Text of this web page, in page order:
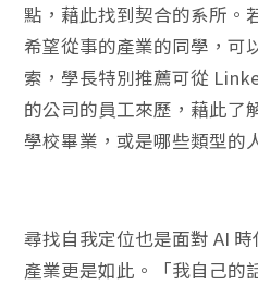
點，藉此找到契合的系所。
希望從事的產業的同學，可
索，學長特別推薦可從
的公司的員工來歷，藉此了
學校畢業，或是哪些類型的
尋找自我定位也是面對 AI
產業更是如此。「我自己的